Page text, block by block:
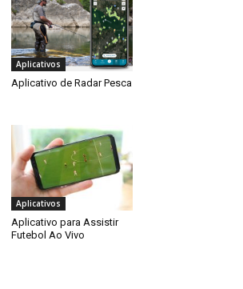
Aplicativos
Aplicativo de Radar Pesca
Aplicativos
Aplicativo para Assistir
Futebol Ao Vivo